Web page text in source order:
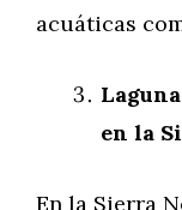
acuáticas
en la
En la Sierra